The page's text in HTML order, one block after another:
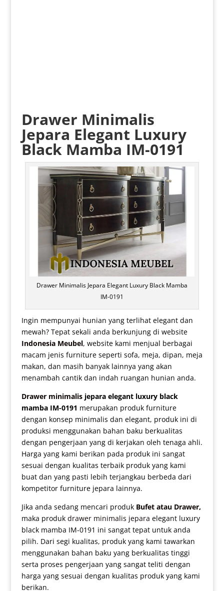
Drawer Minimalis
Jepara Elegant Luxury
Black Mamba IM-0191
Drawer Minimalis Jepara Elegant Luxury Black Mamba
IM-0191
Ingin mempunyai hunian yang terlihat elegant dan
mewah? Tepat sekali anda berkunjung di website
Indonesia Meubel, website kami menjual berbagai
macam jenis furniture seperti sofa, meja, dipan, meja
makan, dan masih banyak lainnya yang akan
menambah cantik dan indah ruangan hunian anda.
Drawer minimalisjepara elegant luxury black
mamba IM-0191 merupakan produk furniture
dengan konsep minimalis dan elegant, produk ini di
produksi menggunakan bahan baku berkualitas
dengan pengerjaan yang di kerjakan oleh tenaga ahli.
Harga yang kami berikan pada produk ini sangat
sesuai dengan kualitas terbaik produk yang kami
buat dan yang pasti lebih terjangkau berbeda dari
kompetitor furniture jepara lainnya.
Jika anda sedang mencari produk Bufet atau Drawer,
maka produk drawer minimalis jepara elegant luxury
black mamba IM-0191 ini sangat tepat untuk anda
pilih. Dari segi kualitas, produk yang kami tawarkan
menggunakan bahan baku yang berkualitas tinggi
serta proses pengerjaan yang sangat teliti dengan
harga yang sesuai dengan kualitas produk yang kami
berikan.